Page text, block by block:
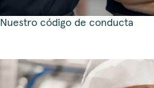
Nuestro código de conducta